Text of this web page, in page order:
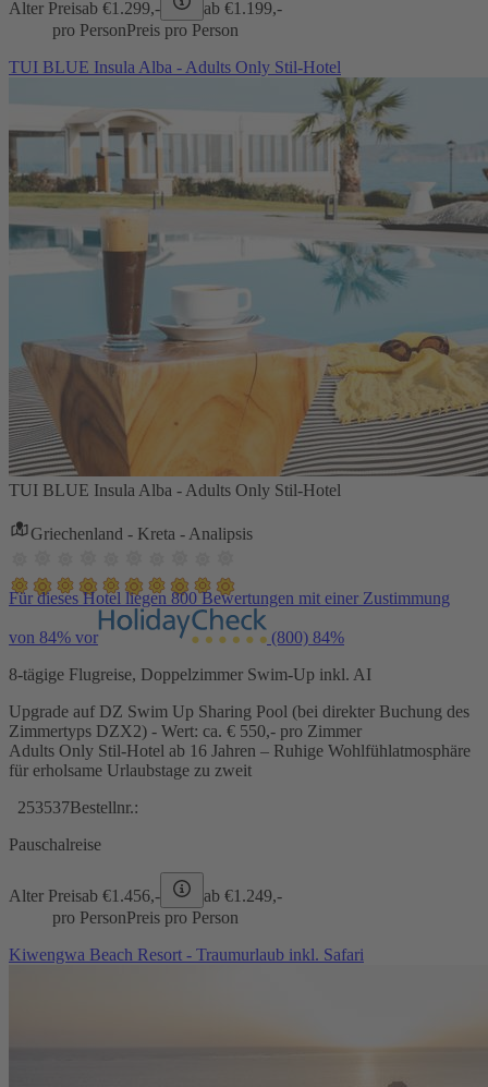
Alter Preisab €1.299,- ab €1.199,-
pro PersonPreis pro Person
TUI BLUE Insula Alba - Adults Only Stil-Hotel
TUI BLUE Insula Alba - Adults Only Stil-Hotel
Griechenland - Kreta - Analipsis
Für dieses Hotel liegen 800 Bewertungen mit einer Zustimmung
von 84% vor (800) 84%
8-tägige Flugreise, Doppelzimmer Swim-Up inkl. AI
Upgrade auf DZ Swim Up Sharing Pool (bei direkter Buchung des
Zimmertyps DZX2) - Wert: ca. € 550,- pro Zimmer
Adults Only Stil-Hotel ab 16 Jahren – Ruhige Wohlfühlatmosphäre
für erholsame Urlaubstage zu zweit
253537Bestellnr.:
Pauschalreise
Alter Preisab €1.456,- ab €1.249,-
pro PersonPreis pro Person
Kiwengwa Beach Resort - Traumurlaub inkl. Safari